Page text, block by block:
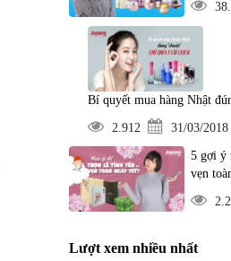
Bí quyết mua hàng Nhật
2.912 31/03/2018
5 gợi ý
vẹn
Lượt xem nhiều nhất